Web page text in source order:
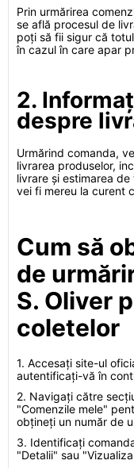
Prin urmărirea
se află procesul de
poți să fii sigur că
în cazul în care apar
2.
despre
Urmărind comanda,
livrarea produselor,
livrare și estimarea
vei fi mereu la curent
Cum să
de
S. Oliver
coletelor
1. Accesați site-ul
autentificați-vă în
2. Navigați către
"Comenzile mele"
obțineți un număr de
3. Identificați
"Detalii" sau